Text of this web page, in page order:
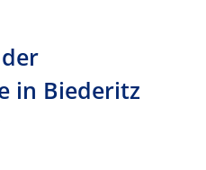
in Biederitz